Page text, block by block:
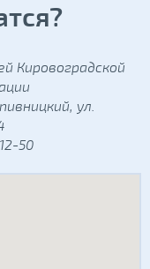
Кировоградской
ул.
50